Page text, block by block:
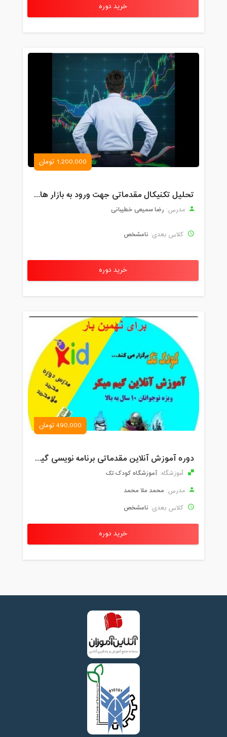
خرید دوره
1,200,000 تومان
تحلیل تکنیکال مقدماتی جهت ورود به بازار های مالی (رمز ارز و فارکس )
مدرس: رضا سمیعی خطیبانی
کلاس بعدی: نامشخص
خرید دوره
490,000 تومان
دوره آموزش آنلاین مقدماتی برنامه نویسی گیم میکر کودک و نوجوان (برای نهمین بار) کودک تک
آموزشگاه: آموزشگاه کودک تک
مدرس: محمد ملا محمد
کلاس بعدی: نامشخص
خرید دوره